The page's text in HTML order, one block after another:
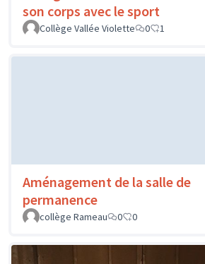
son corps avec le sport
Collège Vallée Violette
0 1
Aménagement de la salle de
permanence
collège Rameau
0 0